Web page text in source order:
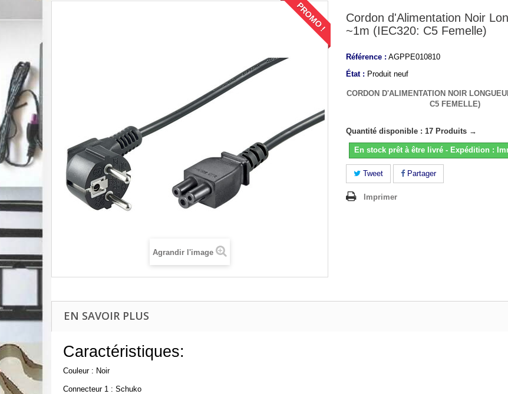
PROMO !
Agrandir l'image
Cordon d'Alimentation Noir
~1m (IEC320: C5 Femelle)
Référence : AGPPE010810
État : Produit neuf
CORDON D'ALIMENTATION NOIR
C5 FEMELLE)
Quantité disponible : 17 Produits →
En stock prêt à être livré - Expédition :
Tweet Partager
Imprimer
EN SAVOIR PLUS
Caractéristiques:
Couleur : Noir
Connecteur 1 : Schuko